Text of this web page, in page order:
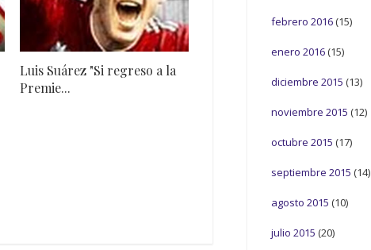
Luis Suárez "Si regreso a la
Premie...
febrero 2016 (15)
enero 2016 (15)
diciembre 2015 (13)
noviembre 2015 (12)
octubre 2015 (17)
septiembre 2015 (14)
agosto 2015 (10)
julio 2015 (20)